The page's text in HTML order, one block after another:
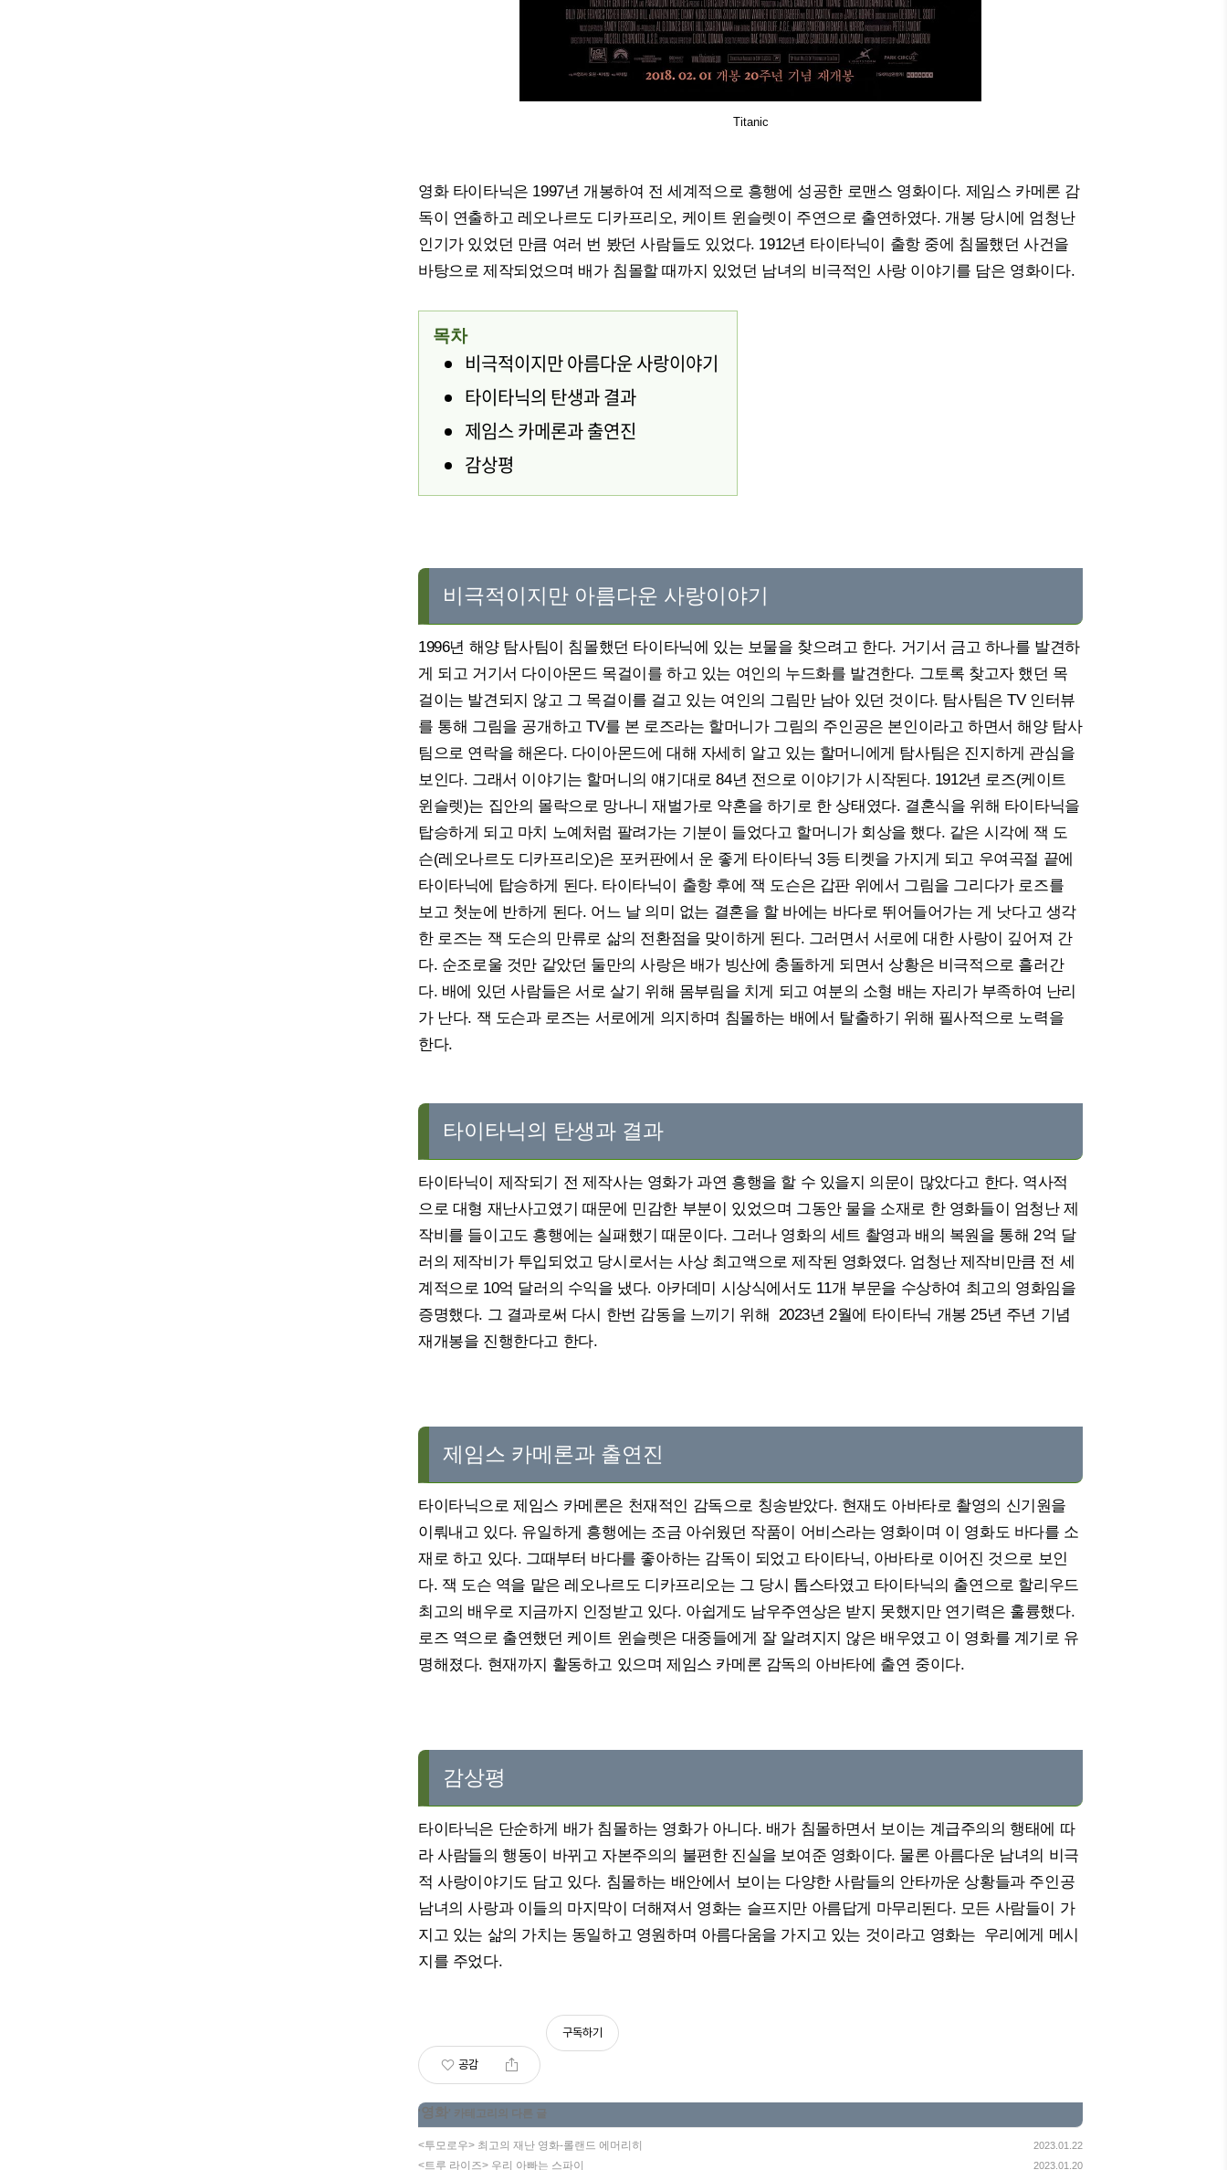
Titanic
영화 타이타닉은 1997년 개봉하여 전 세계적으로 흥행에 성공한 로맨스 영화이다. 제임스 카메론 감
독이 연출하고 레오나르도 디카프리오, 케이트 윈슬렛이 주연으로 출연하였다. 개봉 당시에 엄청난
인기가 있었던 만큼 여러 번 봤던 사람들도 있었다. 1912년 타이타닉이 출항 중에 침몰했던 사건을
바탕으로 제작되었으며 배가 침몰할 때까지 있었던 남녀의 비극적인 사랑 이야기를 담은 영화이다.
목차
비극적이지만 아름다운 사랑이야기
타이타닉의 탄생과 결과
제임스 카메론과 출연진
감상평
비극적이지만 아름다운 사랑이야기
1996년 해양 탐사팀이 침몰했던 타이타닉에 있는 보물을 찾으려고 한다. 거기서 금고 하나를 발견하
게 되고 거기서 다이아몬드 목걸이를 하고 있는 여인의 누드화를 발견한다. 그토록 찾고자 했던 목
걸이는 발견되지 않고 그 목걸이를 걸고 있는 여인의 그림만 남아 있던 것이다. 탐사팀은 TV 인터뷰
를 통해 그림을 공개하고 TV를 본 로즈라는 할머니가 그림의 주인공은 본인이라고 하면서 해양 탐사
팀으로 연락을 해온다. 다이아몬드에 대해 자세히 알고 있는 할머니에게 탐사팀은 진지하게 관심을
보인다. 그래서 이야기는 할머니의 얘기대로 84년 전으로 이야기가 시작된다. 1912년 로즈(케이트
윈슬렛)는 집안의 몰락으로 망나니 재벌가로 약혼을 하기로 한 상태였다. 결혼식을 위해 타이타닉을
탑승하게 되고 마치 노예처럼 팔려가는 기분이 들었다고 할머니가 회상을 했다. 같은 시각에 잭 도
슨(레오나르도 디카프리오)은 포커판에서 운 좋게 타이타닉 3등 티켓을 가지게 되고 우여곡절 끝에
타이타닉에 탑승하게 된다. 타이타닉이 출항 후에 잭 도슨은 갑판 위에서 그림을 그리다가 로즈를
보고 첫눈에 반하게 된다. 어느 날 의미 없는 결혼을 할 바에는 바다로 뛰어들어가는 게 낫다고 생각
한 로즈는 잭 도슨의 만류로 삶의 전환점을 맞이하게 된다. 그러면서 서로에 대한 사랑이 깊어져 간
다. 순조로울 것만 같았던 둘만의 사랑은 배가 빙산에 충돌하게 되면서 상황은 비극적으로 흘러간
다. 배에 있던 사람들은 서로 살기 위해 몸부림을 치게 되고 여분의 소형 배는 자리가 부족하여 난리
가 난다. 잭 도슨과 로즈는 서로에게 의지하며 침몰하는 배에서 탈출하기 위해 필사적으로 노력을
한다.
타이타닉의 탄생과 결과
타이타닉이 제작되기 전 제작사는 영화가 과연 흥행을 할 수 있을지 의문이 많았다고 한다. 역사적
으로 대형 재난사고였기 때문에 민감한 부분이 있었으며 그동안 물을 소재로 한 영화들이 엄청난 제
작비를 들이고도 흥행에는 실패했기 때문이다. 그러나 영화의 세트 촬영과 배의 복원을 통해 2억 달
러의 제작비가 투입되었고 당시로서는 사상 최고액으로 제작된 영화였다. 엄청난 제작비만큼 전 세
계적으로 10억 달러의 수익을 냈다. 아카데미 시상식에서도 11개 부문을 수상하여 최고의 영화임을
증명했다. 그 결과로써 다시 한번 감동을 느끼기 위해 2023년 2월에 타이타닉 개봉 25년 주년 기념
재개봉을 진행한다고 한다.
제임스 카메론과 출연진
타이타닉으로 제임스 카메론은 천재적인 감독으로 칭송받았다. 현재도 아바타로 촬영의 신기원을
이뤄내고 있다. 유일하게 흥행에는 조금 아쉬웠던 작품이 어비스라는 영화이며 이 영화도 바다를 소
재로 하고 있다. 그때부터 바다를 좋아하는 감독이 되었고 타이타닉, 아바타로 이어진 것으로 보인
다. 잭 도슨 역을 맡은 레오나르도 디카프리오는 그 당시 톱스타였고 타이타닉의 출연으로 할리우드
최고의 배우로 지금까지 인정받고 있다. 아쉽게도 남우주연상은 받지 못했지만 연기력은 훌륭했다.
로즈 역으로 출연했던 케이트 윈슬렛은 대중들에게 잘 알려지지 않은 배우였고 이 영화를 계기로 유
명해졌다. 현재까지 활동하고 있으며 제임스 카메론 감독의 아바타에 출연 중이다.
감상평
타이타닉은 단순하게 배가 침몰하는 영화가 아니다. 배가 침몰하면서 보이는 계급주의의 행태에 따
라 사람들의 행동이 바뀌고 자본주의의 불편한 진실을 보여준 영화이다. 물론 아름다운 남녀의 비극
적 사랑이야기도 담고 있다. 침몰하는 배안에서 보이는 다양한 사람들의 안타까운 상황들과 주인공
남녀의 사랑과 이들의 마지막이 더해져서 영화는 슬프지만 아름답게 마무리된다. 모든 사람들이 가
지고 있는 삶의 가치는 동일하고 영원하며 아름다움을 가지고 있는 것이라고 영화는 우리에게 메시
지를 주었다.
공감
구독하기
' 영화' 카테고리의 다른 글
<투모로우> 최고의 재난 영화-롤랜드 에머리히 2023.01.22
<트루 라이즈> 우리 아빠는 스파이 2023.01.20